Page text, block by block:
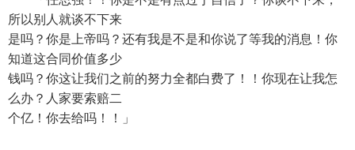
所以别人就谈不下来
是吗？你是上帝吗？还有我是不是和你说了等我的消息！你
知道这合同价值多少
钱吗？你这让我们之前的努力全都白费了！！你现在让我怎
么办？人家要索赔二
个亿！你去给吗！！」